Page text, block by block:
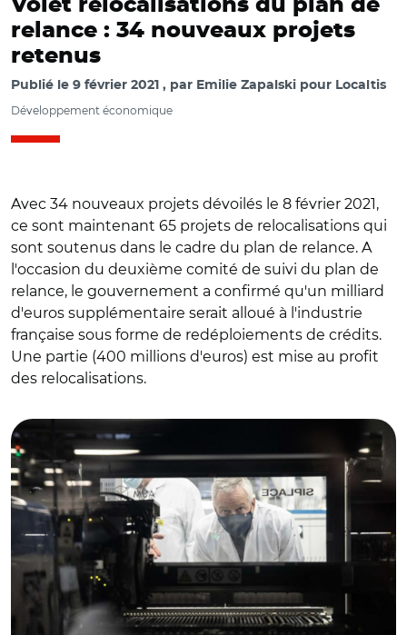
Volet relocalisations du plan de
relance : 34 nouveaux projets
retenus
Publié le 9 février 2021 par Emilie Zapalski pour Localtis
Développement économique
Avec 34 nouveaux projets dévoilés le 8 février 2021,
ce sont maintenant 65 projets de relocalisations qui
sont soutenus dans le cadre du plan de relance. A
l'occasion du deuxième comité de suivi du plan de
relance, le gouvernement a confirmé qu'un milliard
d'euros supplémentaire serait alloué à l'industrie
française sous forme de redéploiements de crédits.
Une partie (400 millions d'euros) est mise au profit
des relocalisations.
© @BrunoLeMaire/ visite de Bruno Le Maire sur le site de